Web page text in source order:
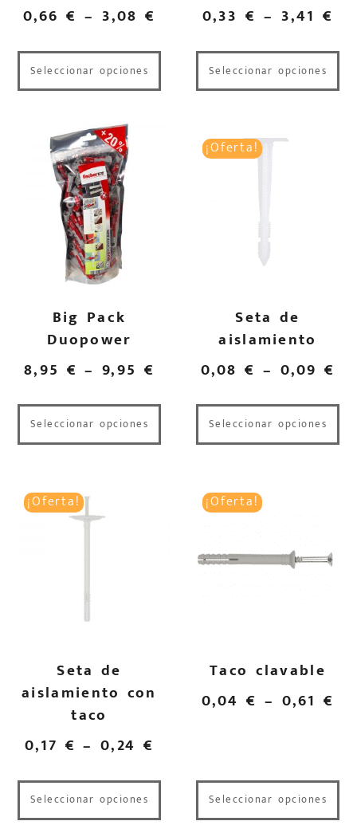
0,66€ – 3,08€
Seleccionar opciones
0,33€ – 3,41€
Seleccionar opciones
Big Pack
Duopower
8,95 € –9,95 €
Seleccionar opciones
¡Oferta!
Seta de
aislamiento
0,08€ – 0,09€
Seleccionar opciones
¡Oferta!
Seta de
aislamiento con
taco
0,17 € –0,24 €
Seleccionar opciones
¡Oferta!
Taco clavable
0,04€ – 0,61€
Seleccionar opciones